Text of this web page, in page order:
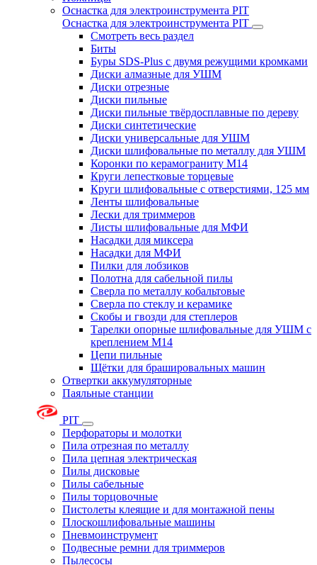
Оснастка для электроинструмента PIT
Оснастка для электроинструмента PIT
Смотреть весь раздел
Биты
Буры SDS-Plus c двумя режущими кромками
Диски алмазные для УШМ
Диски отрезные
Диски пильные
Диски пильные твёрдосплавные по дереву
Диски синтетические
Диски универсальные для УШМ
Диски шлифовальные по металлу для УШМ
Коронки по керамограниту M14
Круги лепестковые торцевые
Круги шлифовальные с отверстиями, 125 мм
Ленты шлифовальные
Лески для триммеров
Листы шлифовальные для МФИ
Насадки для миксера
Насадки для МФИ
Пилки для лобзиков
Полотна для сабельной пилы
Сверла по металлу кобальтовые
Сверла по стеклу и керамике
Скобы и гвозди для степлеров
Тарелки опорные шлифовальные для УШМ с
креплением М14
Цепи пильные
Щётки для брашировальных машин
Отвертки аккумуляторные
Паяльные станции
PIT
Перфораторы и молотки
Пила отрезная по металлу
Пила цепная электрическая
Пилы дисковые
Пилы сабельные
Пилы торцовочные
Пистолеты клеящие и для монтажной пены
Плоскошлифовальные машины
Пневмоинструмент
Подвесные ремни для триммеров
Пылесосы